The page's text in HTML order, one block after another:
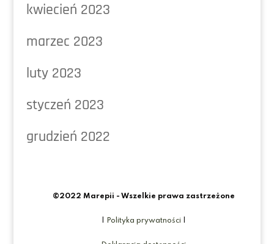
kwiecień 2023
marzec 2023
luty 2023
styczeń 2023
grudzień 2022
©2022 Marepii - Wszelkie prawa zastrzeżone
Polityka prywatności|